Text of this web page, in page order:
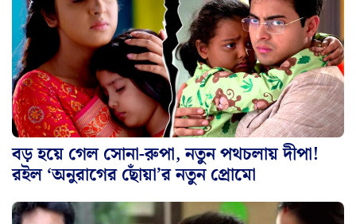
বড় হয়ে গেল সোনা-রুপা, নতুন পথচলায় দীপা!
রইল ‘অনুরাগের ছোঁয়া’র নতুন প্রোমো